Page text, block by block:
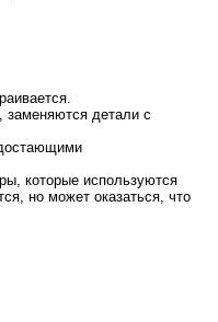
заменяются детали с
которые используются
но может оказаться, что